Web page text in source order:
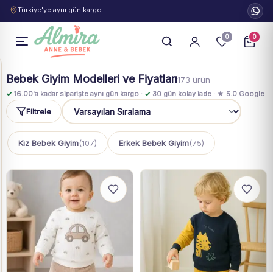
Türkiye'ye aynı gün kargo
0 0
Bebek Giyim Modelleri ve Fiyatları173 ürün
✓ 16.00'a kadar siparişte aynı gün kargo · ✓ 30 gün kolay iade · ★ 5.0 Google
Filtrele
Sıralama
Kız Bebek Giyim(107) Erkek Bebek Giyim(75)